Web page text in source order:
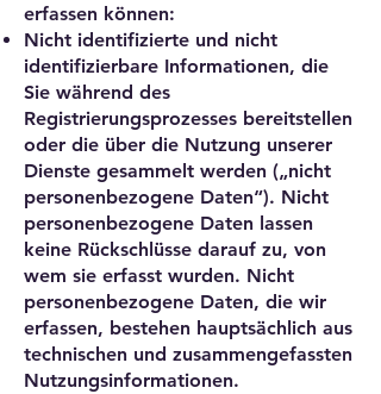
erfassen können:
Nicht identifizierte und nicht
identifizierbare Informationen, die
Sie während des
Registrierungsprozesses bereitstellen
oder die über die Nutzung unserer
Dienste gesammelt werden („nicht
personenbezogene Daten“). Nicht
personenbezogene Daten lassen
keine Rückschlüsse darauf zu, von
wem sie erfasst wurden. Nicht
personenbezogene Daten, die wir
erfassen, bestehen hauptsächlich aus
technischen und zusammengefassten
Nutzungsinformationen.